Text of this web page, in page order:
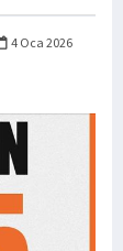
4 Oca 2026